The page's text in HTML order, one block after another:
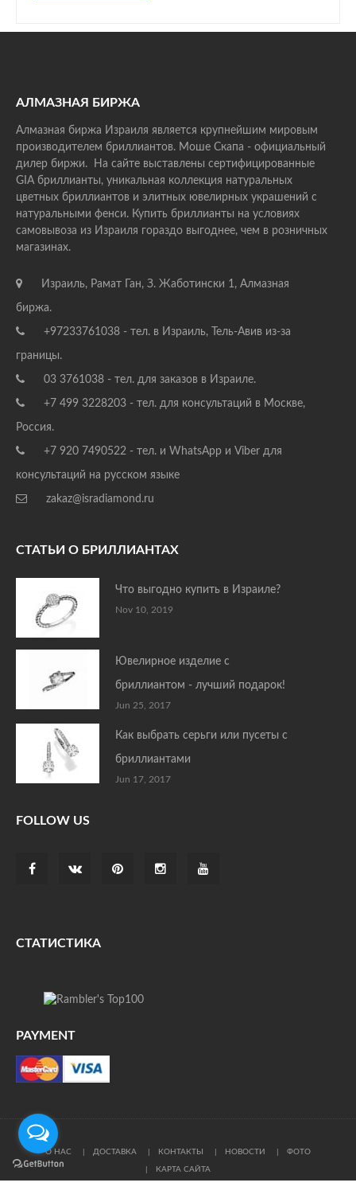
АЛМАЗНАЯ БИРЖА
Алмазная биржа Израиля является крупнейшим мировым
производителем бриллиантов. Моше Скапа - официальный
дилер биржи. На сайте выставлены сертифицированные
GIA бриллианты, уникальная коллекция натуральных
цветных бриллиантов и элитных ювелирных украшений с
натуральными фенси. Купить бриллианты на условиях
самовывоза из Израиля гораздо выгоднее, чем в розничных
магазинах.
Израиль, Рамат Ган, З. Жаботински 1, Алмазная
биржа.
+97233761038 - тел. в Израиль, Тель-Авив из-за
границы.
03 3761038 - тел. для заказов в Израиле.
+7 499 3228203 - тел. для консультаций в Москве,
Россия.
+7 920 7490522 - тел. и WhatsApp и Viber для
консультаций на русском языке
zakaz@isradiamond.ru
СТАТЬИ О БРИЛЛИАНТАХ
Что выгодно купить в Израиле?
Nov 10, 2019
Ювелирное изделие с
бриллиантом - лучший подарок!
Jun 25, 2017
Как выбрать серьги или пусеты с
бриллиантами
Jun 17, 2017
FOLLOW US
СТАТИСТИКА
PAYMENT
О НАС ДОСТАВКА КОНТАКТЫ НОВОСТИ ФОТО
КАРТА САЙТА